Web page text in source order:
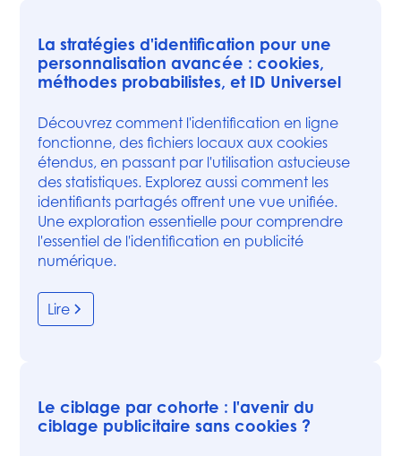
La stratégies d'identification pour une
personnalisation avancée : cookies,
méthodes probabilistes, et ID Universel
Découvrez comment l'identification en ligne
fonctionne, des fichiers locaux aux cookies
étendus, en passant par l'utilisation astucieuse
des statistiques. Explorez aussi comment les
identifiants partagés offrent une vue unifiée.
Une exploration essentielle pour comprendre
l'essentiel de l'identification en publicité
numérique.
Lire
Le ciblage par cohorte : l'avenir du
ciblage publicitaire sans cookies ?